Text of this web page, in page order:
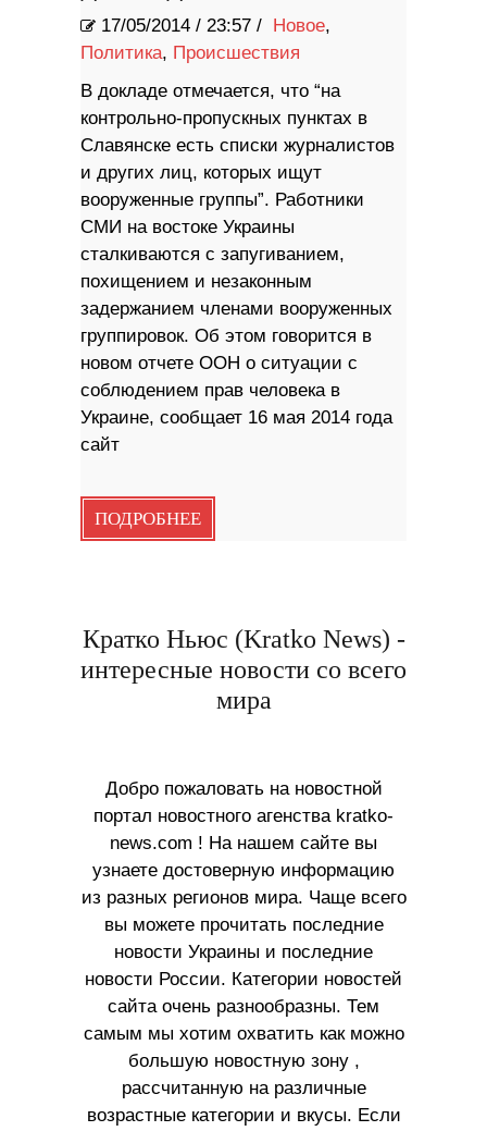
17/05/2014 / 23:57 / Новое,
Политика, Происшествия
В докладе отмечается, что “на
контрольно-пропускных пунктах в
Славянске есть списки журналистов
и других лиц, которых ищут
вооруженные группы”. Работники
СМИ на востоке Украины
сталкиваются с запугиванием,
похищением и незаконным
задержанием членами вооруженных
группировок. Об этом говорится в
новом отчете ООН о ситуации с
соблюдением прав человека в
Украине, сообщает 16 мая 2014 года
сайт
ПОДРОБНЕЕ
Кратко Ньюс (Kratko News) -
интересные новости со всего
мира
Добро пожаловать на новостной
портал новостного агенства kratko-
news.com ! На нашем сайте вы
узнаете достоверную информацию
из разных регионов мира. Чаще всего
вы можете прочитать последние
новости Украины и последние
новости России. Категории новостей
сайта очень разнообразны. Тем
самым мы хотим охватить как можно
большую новостную зону ,
рассчитанную на различные
возрастные категории и вкусы. Если